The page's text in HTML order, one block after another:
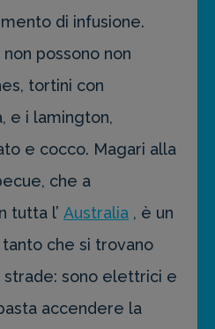
di infusione.
possono non
tortini con
e i lamington,
e cocco. Magari alla
che a
tutta l’ Australia , è un
che si trovano
strade: sono elettrici e
accendere la